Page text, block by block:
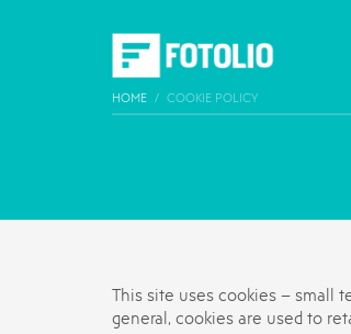
HOME COOKIE POLICY
This site uses cookies – small
general, cookies are used to